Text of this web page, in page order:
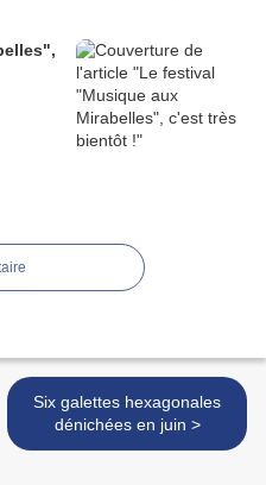
Six galettes hexagonales
dénichées en juin >